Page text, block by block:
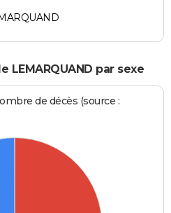
LEMARQUAND par sexe
de décès (source :